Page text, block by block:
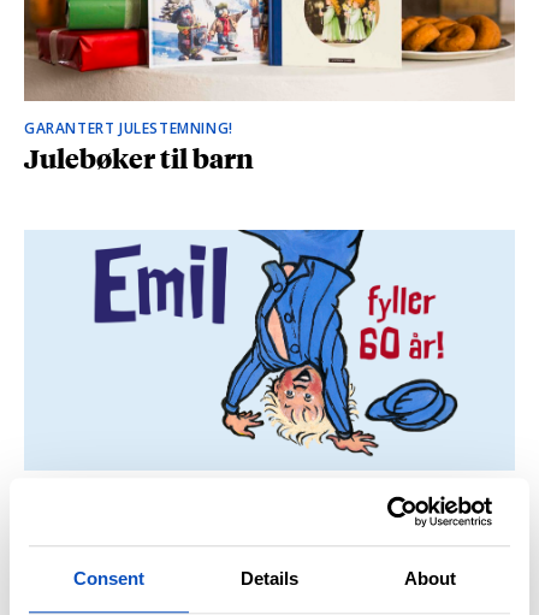
Consent Details About
GARANTERT JULESTEMNING!
Julebøker til barn